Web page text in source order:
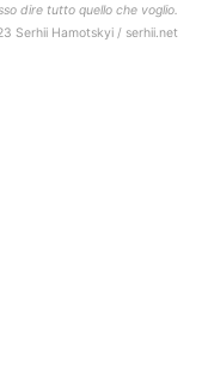
dire tutto quello che voglio.
Serhii Hamotskyi / serhii.net